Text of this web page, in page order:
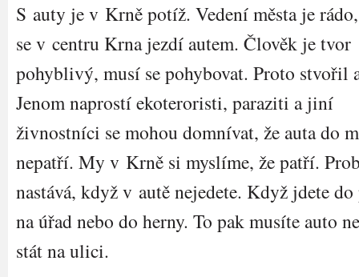
S auty je v Krně potíž. Vedení města je
se v centru Krna jezdí autem. Člověk je tvor
pohyblivý, musí se pohybovat. Proto stvořil
Jenom naprostí ekoteroristi, paraziti a jiní
živnostníci se mohou domnívat, že auta do
nepatří. My v Krně si myslíme, že patří.
nastává, když v autě nejedete. Když jdete do
na úřad nebo do herny. To pak musíte auto
stát na ulici.